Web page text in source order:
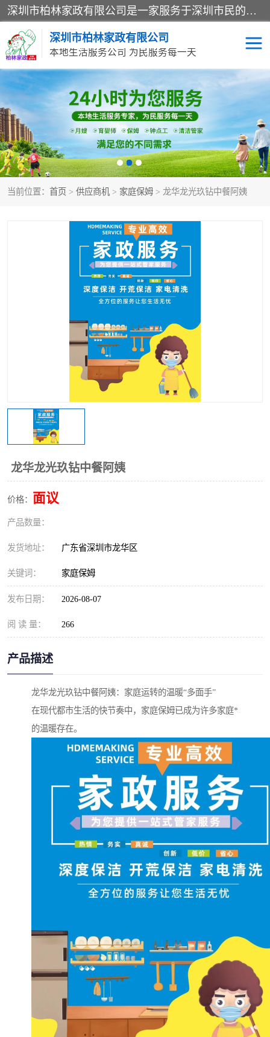
深圳市柏林家政有限公司是一家服务于深圳市民的专业家政公司。致力于为客户提供高质量、多维度的家庭服务，包括养老、母婴、月嫂育婴早教、康复理疗、家电清洗和保洁等方面的专业服务。
深圳市柏林家政有限公司
本地生活服务公司 为民服务每一天
当前位置： 首页 > 供应商机 > 家庭保姆 > 龙华龙光玖钻中餐阿姨
龙华龙光玖钻中餐阿姨
价格： 面议
产品数量：
发货地址： 广东省深圳市龙华区
关键词： 家庭保姆
发布日期： 2026-08-07
阅 读 量： 266
产品描述
龙华龙光玖钻中餐阿姨：家庭运转的温暖“多面手”
在现代都市生活的快节奏中，家庭保姆已成为许多家庭*
的温暖存在。
家居保洁 护工月嫂
家庭保姆 家政服务